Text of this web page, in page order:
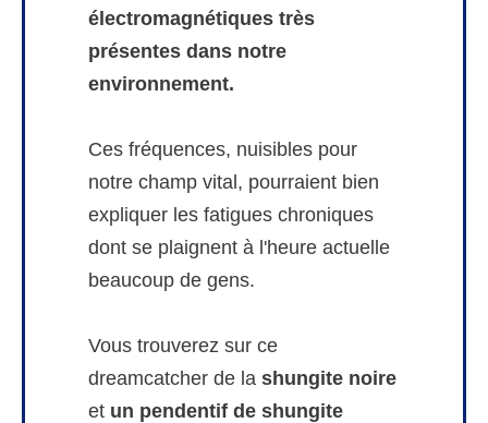
électromagnétiques très
présentes dans notre
environnement.
Ces fréquences, nuisibles pour
notre champ vital, pourraient bien
expliquer les fatigues chroniques
dont se plaignent à l'heure actuelle
beaucoup de gens.
Vous trouverez sur ce
dreamcatcher de la shungite noire
et un pendentif de shungite